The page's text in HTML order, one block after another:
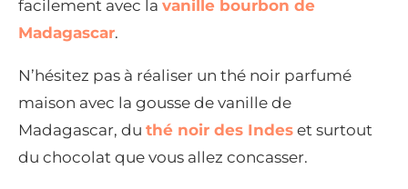
facilement avec la vanille bourbon de
Madagascar.
N’hésitez pas à réaliser un thé noir parfumé
maison avec la gousse de vanille de
Madagascar, du thé noir des Indes et surtout
du chocolat que vous allez concasser.